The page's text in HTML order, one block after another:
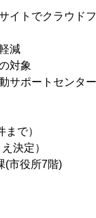
イトでクラウド
減
対象
サポートセン
で）
決定）
(市役所7階)